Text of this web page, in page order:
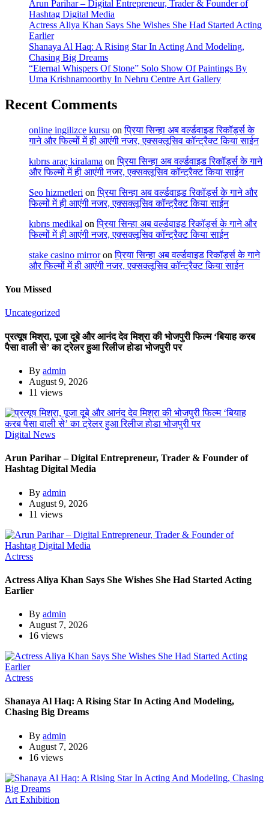
Arun Parihar – Digital Entrepreneur, Trader & Founder of
Hashtag Digital Media
Actress Aliya Khan Says She Wishes She Had Started Acting
Earlier
Shanaya Al Haq: A Rising Star In Acting And Modeling,
Chasing Big Dreams
“Eternal Whispers Of Stone” Solo Show Of Paintings By
Uma Krishnamoorthy In Nehru Centre Art Gallery
Recent Comments
online ingilizce kursu onप्रिया सिन्हा अब वर्ल्डवाइड रिकॉर्ड्स के
गाने और फिल्मों में ही आएंगी नजर, एक्सक्लूसिव कॉन्ट्रैक्ट किया साईन
kıbrıs araç kiralama onप्रिया सिन्हा अब वर्ल्डवाइड रिकॉर्ड्स के गाने
और फिल्मों में ही आएंगी नजर, एक्सक्लूसिव कॉन्ट्रैक्ट किया साईन
Seo hizmetleri onप्रिया सिन्हा अब वर्ल्डवाइड रिकॉर्ड्स के गाने और
फिल्मों में ही आएंगी नजर, एक्सक्लूसिव कॉन्ट्रैक्ट किया साईन
kıbrıs medikal onप्रिया सिन्हा अब वर्ल्डवाइड रिकॉर्ड्स के गाने और
फिल्मों में ही आएंगी नजर, एक्सक्लूसिव कॉन्ट्रैक्ट किया साईन
stake casino mirroronप्रिया सिन्हा अब वर्ल्डवाइड रिकॉर्ड्स के गाने
और फिल्मों में ही आएंगी नजर, एक्सक्लूसिव कॉन्ट्रैक्ट किया साईन
You Missed
Uncategorized
प्रत्यूष मिश्रा, पूजा दूबे और आनंद देव मिश्रा की भोजपुरी फिल्म ‘बियाह करब
पैसा वाली से’ का ट्रेलर हुआ रिलीज होडा भोजपुरी पर
By admin
August 9, 2026
11 views
Digital News
Arun Parihar – Digital Entrepreneur, Trader & Founder of
Hashtag Digital Media
By admin
August 9, 2026
11 views
Actress
Actress Aliya Khan Says She Wishes She Had Started Acting
Earlier
By admin
August 7, 2026
16 views
Actress
Shanaya Al Haq: A Rising Star In Acting And Modeling,
Chasing Big Dreams
By admin
August 7, 2026
16 views
Art Exhibition